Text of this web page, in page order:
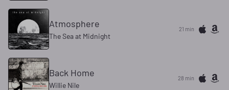
Atmosphere
The Sea at Midnight
21 min
Back Home
Willie Nile
28 min